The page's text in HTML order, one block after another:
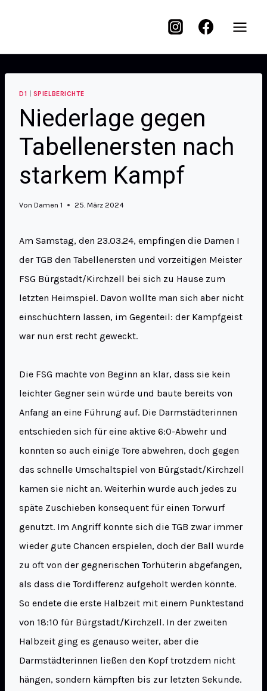
D1 SPIELBERICHTE
Niederlage gegen
Tabellenersten nach
starkem Kampf
Von Damen 1 25. März 2024
Am Samstag, den 23.03.24, empfingen die Damen I
der TGB den Tabellenersten und vorzeitigen Meister
FSG Bürgstadt/Kirchzell bei sich zu Hause zum
letzten Heimspiel. Davon wollte man sich aber nicht
einschüchtern lassen, im Gegenteil: der Kampfgeist
war nun erst recht geweckt.
Die FSG machte von Beginn an klar, dass sie kein
leichter Gegner sein würde und baute bereits von
Anfang an eine Führung auf. Die Darmstädterinnen
entschieden sich für eine aktive 6:0-Abwehr und
konnten so auch einige Tore abwehren, doch gegen
das schnelle Umschaltspiel von Bürgstadt/Kirchzell
kamen sie nicht an. Weiterhin wurde auch jedes zu
späte Zuschieben konsequent für einen Torwurf
genutzt. Im Angriff konnte sich die TGB zwar immer
wieder gute Chancen erspielen, doch der Ball wurde
zu oft von der gegnerischen Torhüterin abgefangen,
als dass die Tordifferenz aufgeholt werden könnte.
So endete die erste Halbzeit mit einem Punktestand
von 18:10 für Bürgstadt/Kirchzell. In der zweiten
Halbzeit ging es genauso weiter, aber die
Darmstädterinnen ließen den Kopf trotzdem nicht
hängen, sondern kämpften bis zur letzten Sekunde.